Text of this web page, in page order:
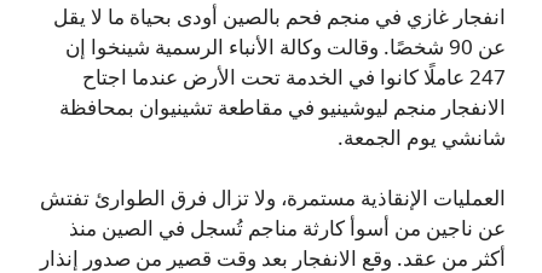
انفجار غازي في منجم فحم بالصين أودى بحياة ما لا يقل
عن 90 شخصًا. وقالت وكالة الأنباء الرسمية شينخوا إن
247 عاملًا كانوا في الخدمة تحت الأرض عندما اجتاح
الانفجار منجم ليوشينيو في مقاطعة تشينيوان بمحافظة
شانشي يوم الجمعة.
العمليات الإنقاذية مستمرة، ولا تزال فرق الطوارئ تفتش
عن ناجين من أسوأ كارثة مناجم تُسجل في الصين منذ
أكثر من عقد. وقع الانفجار بعد وقت قصير من صدور إنذار